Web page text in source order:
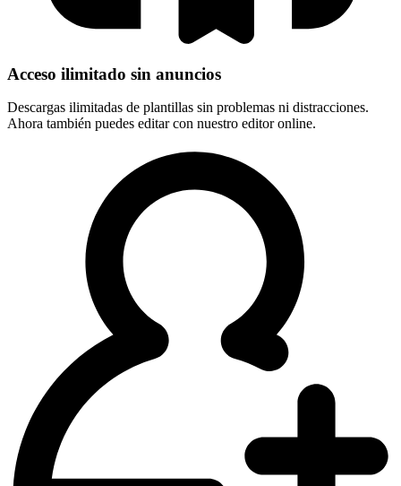
Acceso ilimitado sin anuncios
Descargas ilimitadas de plantillas sin problemas ni distracciones.
Ahora también puedes editar con nuestro editor online.